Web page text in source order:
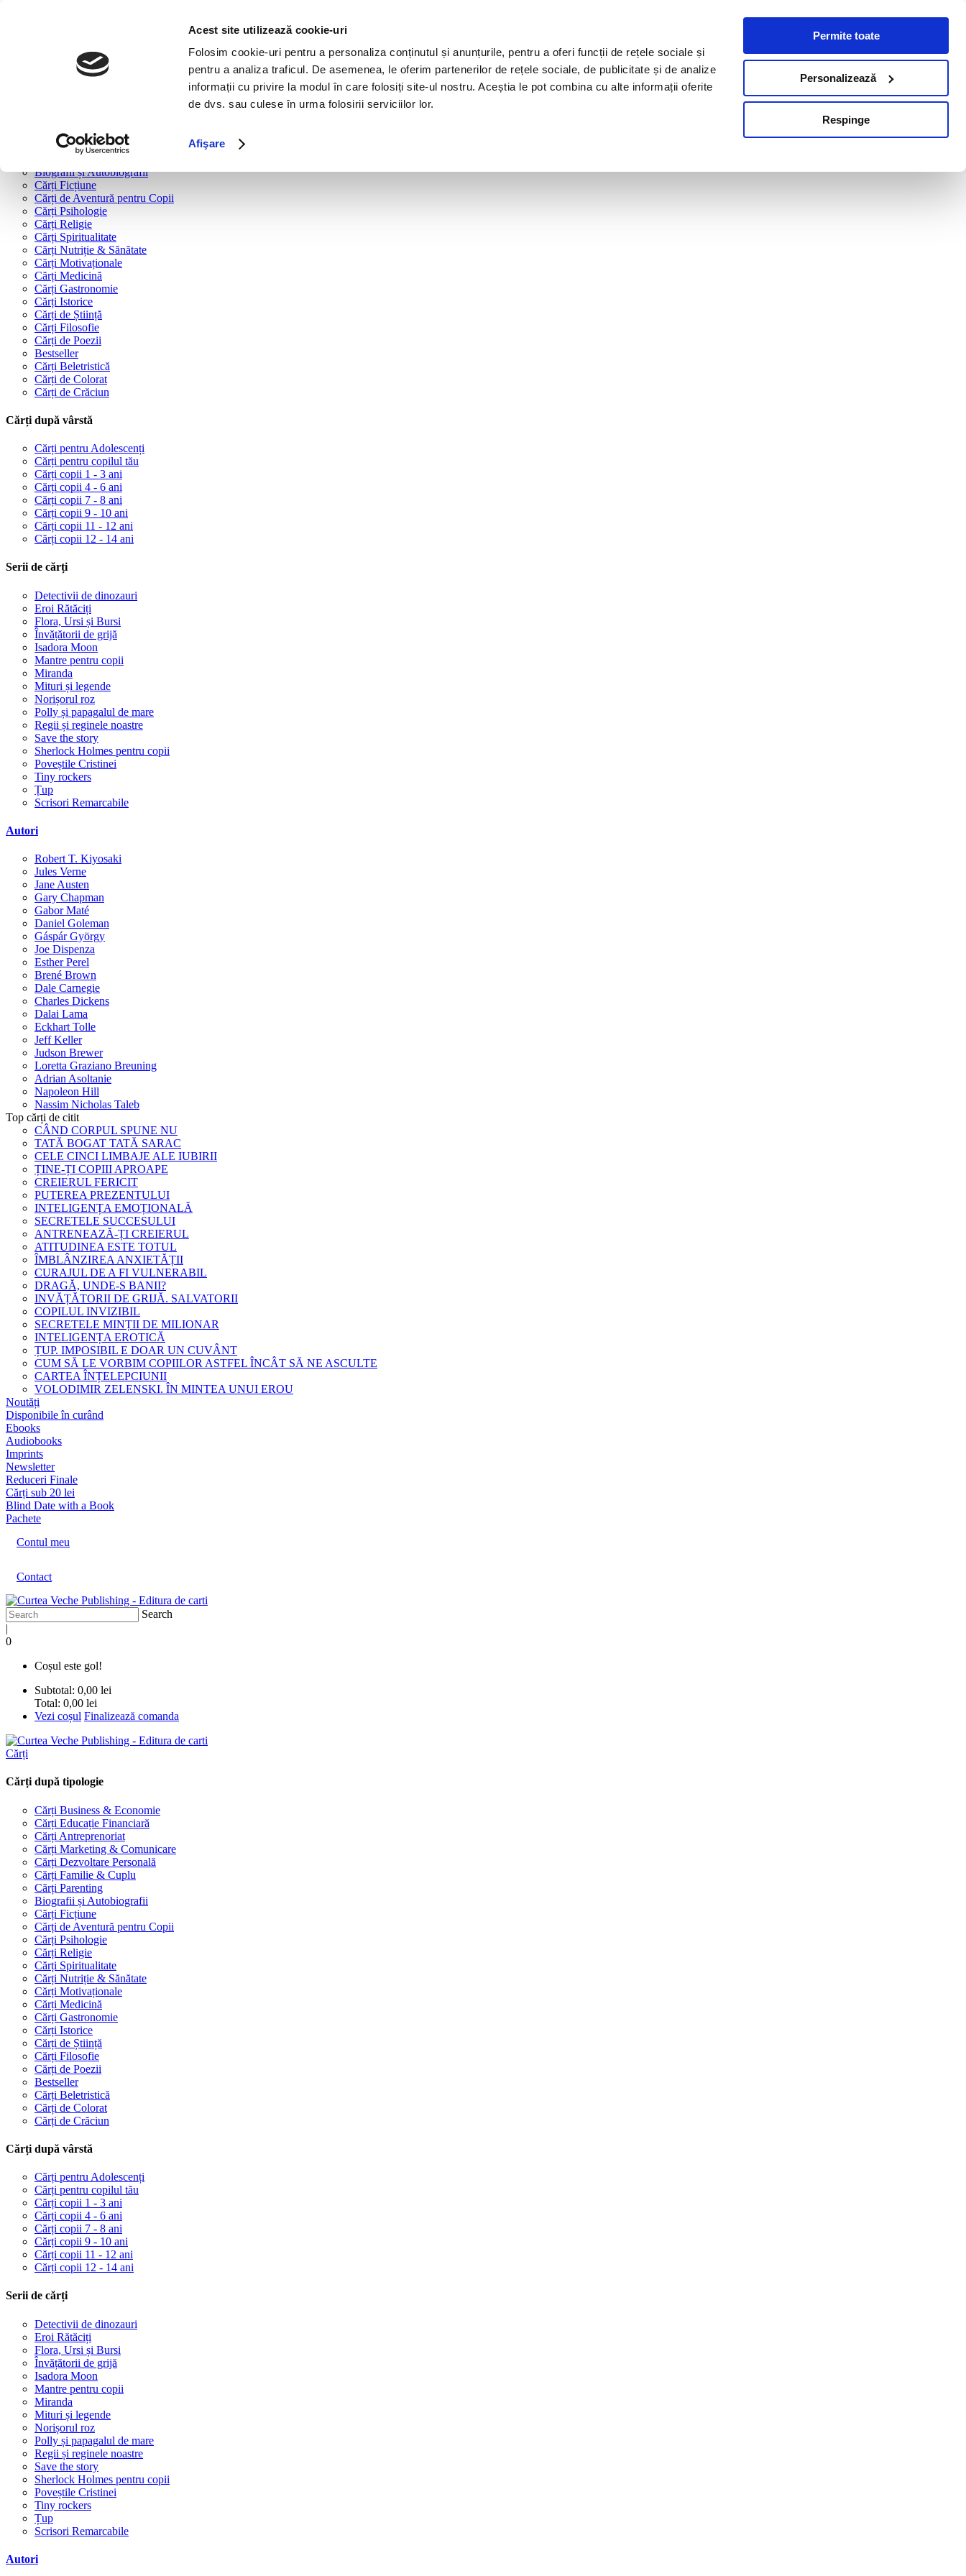
Acest site utilizează cookie-uri
Folosim cookie-uri pentru a personaliza conținutul și anunțurile, pentru a oferi funcții de rețele sociale și
pentru a analiza traficul. De asemenea, le oferim partenerilor de rețele sociale, de publicitate și de analize
informații cu privire la modul în care folosiți site-ul nostru. Aceștia le pot combina cu alte informații oferite
de dvs. sau culese în urma folosirii serviciilor lor.
Afişare
Permite toate
Personalizează
Respinge
Cărți după tipologie
Cărți Dezvoltare Personală
Cărți Familie & Cuplu
Biografii și Autobiografii
Cărți Ficțiune
Cărți de Aventură pentru Copii
Cărți Psihologie
Cărți Religie
Cărți Spiritualitate
Cărți Nutriție & Sănătate
Cărți Motivaționale
Cărți Medicină
Cărți Gastronomie
Cărți Istorice
Cărți de Știință
Cărți Filosofie
Cărți de Poezii
Bestseller
Cărți Beletristică
Cărți de Colorat
Cărți de Crăciun
Cărți după vârstă
Cărți pentru Adolescenți
Cărți pentru copilul tău
Cărți copii 1 - 3 ani
Cărți copii 4 - 6 ani
Cărți copii 7 - 8 ani
Cărți copii 9 - 10 ani
Cărți copii 11 - 12 ani
Cărți copii 12 - 14 ani
Serii de cărți
Detectivii de dinozauri
Eroi Rătăciți
Flora, Ursi și Bursi
Învățătorii de grijă
Isadora Moon
Mantre pentru copii
Miranda
Mituri și legende
Norișorul roz
Polly și papagalul de mare
Regii și reginele noastre
Save the story
Sherlock Holmes pentru copii
Poveștile Cristinei
Tiny rockers
Țup
Scrisori Remarcabile
Autori
Robert T. Kiyosaki
Jules Verne
Jane Austen
Gary Chapman
Gabor Maté
Daniel Goleman
Gáspár György
Joe Dispenza
Esther Perel
Brené Brown
Dale Carnegie
Charles Dickens
Dalai Lama
Eckhart Tolle
Jeff Keller
Judson Brewer
Loretta Graziano Breuning
Adrian Asoltanie
Napoleon Hill
Nassim Nicholas Taleb
Top cărți de citit
CÂND CORPUL SPUNE NU
TATĂ BOGAT TATĂ SARAC
CELE CINCI LIMBAJE ALE IUBIRII
ȚINE-ȚI COPIII APROAPE
CREIERUL FERICIT
PUTEREA PREZENTULUI
INTELIGENȚA EMOȚIONALĂ
SECRETELE SUCCESULUI
ANTRENEAZĂ-ȚI CREIERUL
ATITUDINEA ESTE TOTUL
ÎMBLÂNZIREA ANXIETĂȚII
CURAJUL DE A FI VULNERABIL
DRAGĂ, UNDE-S BANII?
INVĂȚĂTORII DE GRIJĂ. SALVATORII
COPILUL INVIZIBIL
SECRETELE MINȚII DE MILIONAR
INTELIGENȚA EROTICĂ
ȚUP. IMPOSIBIL E DOAR UN CUVÂNT
CUM SĂ LE VORBIM COPIILOR ASTFEL ÎNCÂT SĂ NE ASCULTE
CARTEA ÎNȚELEPCIUNII
VOLODIMIR ZELENSKI. ÎN MINTEA UNUI EROU
Noutăți
Disponibile în curând
Ebooks
Audiobooks
Imprints
Newsletter
Reduceri Finale
Cărți sub 20 lei
Blind Date with a Book
Pachete
Contul meu
Contact
Search
|
0
Coșul este gol!
Subtotal: 0,00 lei
Total: 0,00 lei
Vezi coșul Finalizează comanda
Cărți
Cărți după tipologie
Cărți Business & Economie
Cărți Educație Financiară
Cărți Antreprenoriat
Cărți Marketing & Comunicare
Cărți Dezvoltare Personală
Cărți Familie & Cuplu
Cărți Parenting
Biografii și Autobiografii
Cărți Ficțiune
Cărți de Aventură pentru Copii
Cărți Psihologie
Cărți Religie
Cărți Spiritualitate
Cărți Nutriție & Sănătate
Cărți Motivaționale
Cărți Medicină
Cărți Gastronomie
Cărți Istorice
Cărți de Știință
Cărți Filosofie
Cărți de Poezii
Bestseller
Cărți Beletristică
Cărți de Colorat
Cărți de Crăciun
Cărți după vârstă
Cărți pentru Adolescenți
Cărți pentru copilul tău
Cărți copii 1 - 3 ani
Cărți copii 4 - 6 ani
Cărți copii 7 - 8 ani
Cărți copii 9 - 10 ani
Cărți copii 11 - 12 ani
Cărți copii 12 - 14 ani
Serii de cărți
Detectivii de dinozauri
Eroi Rătăciți
Flora, Ursi și Bursi
Învățătorii de grijă
Isadora Moon
Mantre pentru copii
Miranda
Mituri și legende
Norișorul roz
Polly și papagalul de mare
Regii și reginele noastre
Save the story
Sherlock Holmes pentru copii
Poveștile Cristinei
Tiny rockers
Țup
Scrisori Remarcabile
Autori